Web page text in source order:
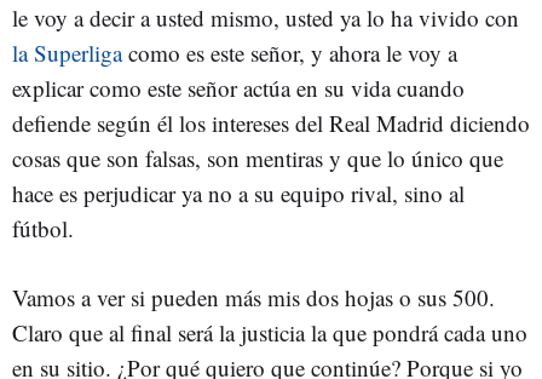
le voy a decir a usted mismo, usted ya lo ha vivido con
la Superligacomo es este señor, y ahora le voy a
explicar como este señor actúa en su vida cuando
defiende según él los intereses del Real Madrid diciendo
cosas que son falsas, son mentiras y que lo único que
hace es perjudicar ya no a su equipo rival, sino al
fútbol.
Vamos a ver si pueden más mis dos hojas o sus 500.
Claro que al final será la justicia la que pondrá cada uno
en su sitio. ¿Por qué quiero que continúe? Porque si yo